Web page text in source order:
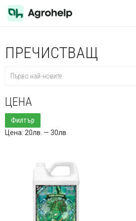
ПРЕЧИСТВАЩ
Първо най-новите
ЦЕНА
Минимална
цена
Максимална
цена
Филтър
Цена: 20лв. — 30лв.